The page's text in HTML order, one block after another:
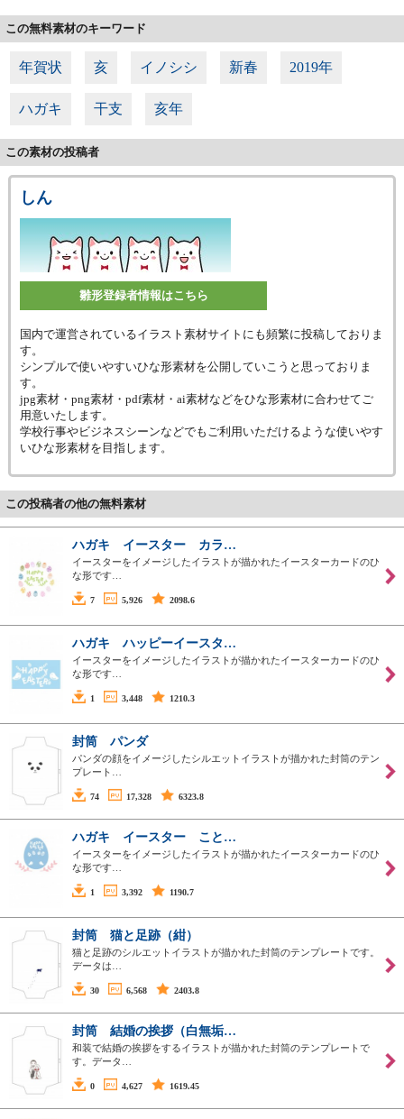
この無料素材のキーワード
年賀状 亥 イノシシ 新春 2019年
ハガキ 干支 亥年
この素材の投稿者
しん
雛形登録者情報はこちら
国内で運営されているイラスト素材サイトにも頻繁に投稿しておりま
す。
シンプルで使いやすいひな形素材を公開していこうと思っておりま
す。
jpg素材・png素材・pdf素材・ai素材などをひな形素材に合わせてご
用意いたします。
学校行事やビジネスシーンなどでもご利用いただけるような使いやす
いひな形素材を目指します。
この投稿者の他の無料素材
ハガキ イースター カラ…
イースターをイメージしたイラストが描かれたイースターカードのひ
な形です…
7 5,926 2098.6
ハガキ ハッピーイースタ…
イースターをイメージしたイラストが描かれたイースターカードのひ
な形です…
1 3,448 1210.3
封筒 パンダ
パンダの顔をイメージしたシルエットイラストが描かれた封筒のテン
プレート…
74 17,328 6323.8
ハガキ イースター こと…
イースターをイメージしたイラストが描かれたイースターカードのひ
な形です…
1 3,392 1190.7
封筒 猫と足跡（紺）
猫と足跡のシルエットイラストが描かれた封筒のテンプレートです。
データは…
30 6,568 2403.8
封筒 結婚の挨拶（白無垢…
和装で結婚の挨拶をするイラストが描かれた封筒のテンプレートで
す。データ…
0 4,627 1619.45